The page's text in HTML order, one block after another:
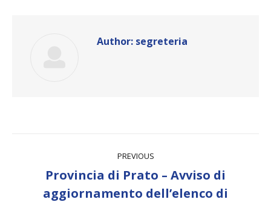
Author: segreteria
navigation
PREVIOUS
Provincia di Prato – Avviso di
aggiornamento dell’elenco di